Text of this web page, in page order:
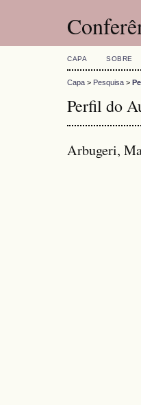
CAPA SOBRE
Capa > Pesquisa >
Perfil do
Arbugeri,